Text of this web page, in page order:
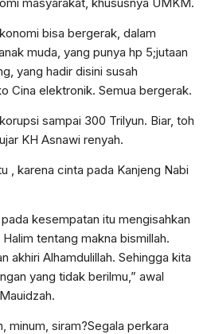
bisa bergerak, dalam
muda, yang punya hp 5;jutaan
yang hadir disini susah
Cina elektronik. Semua bergerak.
sampai 300 Trilyun. Biar, toh
KH Asnawi renyah.
, karena cinta pada Kanjeng Nabi
kesempatan itu mengisahkan
tentang makna bismillah.
akhiri Alhamdulillah. Sehingga kita
yang tidak berilmu,” awal
minum, siram?Segala perkara